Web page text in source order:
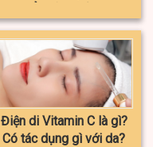
Điện di Vitamin C là gì?
Có tác dụng gì với da?